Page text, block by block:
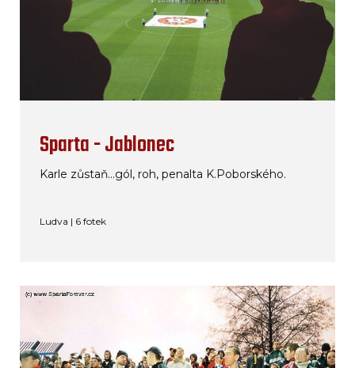
Sparta - Jablonec
Karle zůstaň...gól, roh, penalta K.Poborského.
Ludva | 6 fotek